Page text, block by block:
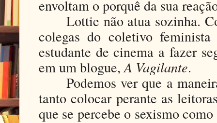
envoltam o porquê da sua
Lottie não atua sozinha.
colegas do coletivo
estudante de cinema a fazer
em um blogue,A Vagilante.
Podemos ver que a
tanto colocar perante as
que se percebe o sexismo